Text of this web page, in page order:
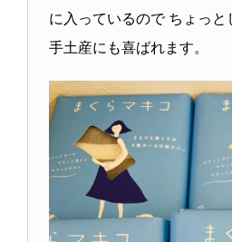
に入っているので ちょっ
手土産にも喜ばれます。